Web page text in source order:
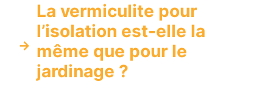
La vermiculite pour
l’isolation est-elle la
même que pour le
jardinage ?